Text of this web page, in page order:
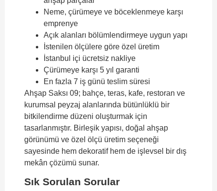
Neme, çürümeye ve böceklenmeye karşı
emprenye
Açık alanları bölümlendirmeye uygun yapı
İstenilen ölçülere göre özel üretim
İstanbul içi ücretsiz nakliye
Çürümeye karşı 5 yıl garanti
En fazla 7 iş günü teslim süresi
Ahşap Saksı 09; bahçe, teras, kafe, restoran ve
kurumsal peyzaj alanlarında bütünlüklü bir
bitkilendirme düzeni oluşturmak için
tasarlanmıştır. Birleşik yapısı, doğal ahşap
görünümü ve özel ölçü üretim seçeneği
sayesinde hem dekoratif hem de işlevsel bir dış
mekân çözümü sunar.
Sık Sorulan Sorular